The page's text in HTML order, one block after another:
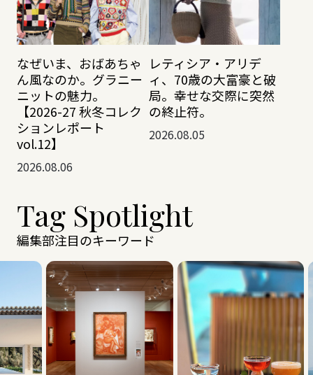
なぜいま、おばあちゃ
ん風なのか。グラニー
ニットの魅力。
【2026-27 秋冬コレク
ションレポート
vol.12】
2026.08.06
レティシア・アリデ
ィ、70歳の大富豪と破
局。幸せな交際に突然
の終止符。
2026.08.05
Tag Spotlight
編集部注目のキーワード